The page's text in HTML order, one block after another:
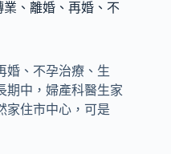
、離婚、再婚、不
婚、不孕治療、生
中，婦產科醫生家
家住市中心，可是